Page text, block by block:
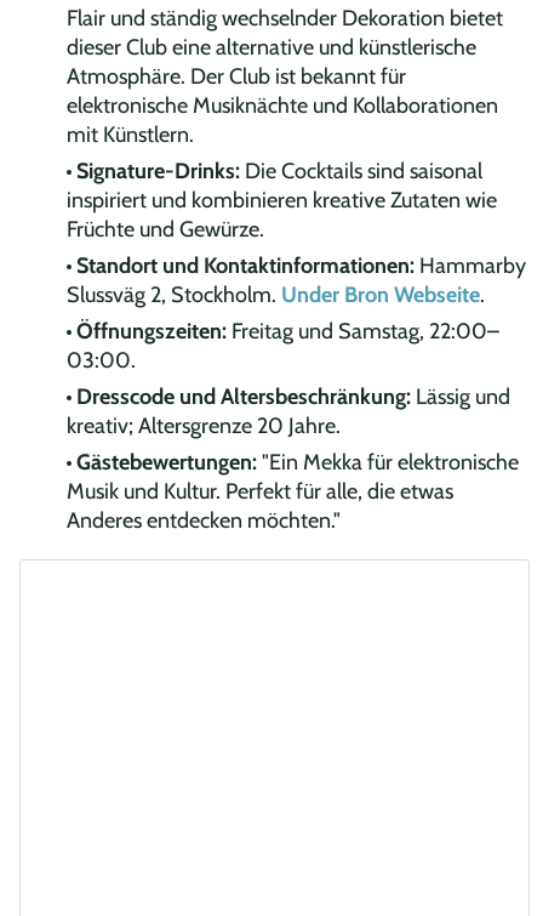
Flair und ständig wechselnder Dekoration bietet
dieser Club eine alternative und künstlerische
Atmosphäre. Der Club ist bekannt für
elektronische Musiknächte und Kollaborationen
mit Künstlern.
Signature-Drinks: Die Cocktails sind saisonal
inspiriert und kombinieren kreative Zutaten wie
Früchte und Gewürze.
Standort und Kontaktinformationen: Hammarby
Slussväg 2, Stockholm. Under Bron Webseite.
Öffnungszeiten: Freitag und Samstag, 22:00–
03:00.
Dresscode und Altersbeschränkung: Lässig und
kreativ; Altersgrenze 20 Jahre.
Gästebewertungen:"Ein Mekka für elektronische
Musik und Kultur. Perfekt für alle, die etwas
Anderes entdecken möchten."